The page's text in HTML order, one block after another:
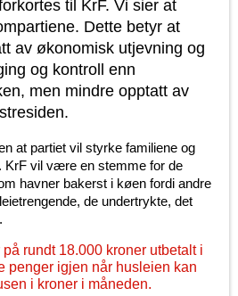
til KrF. Vi sier at
Dette betyr at
av økonomisk utjevning og
og kontroll enn
men mindre opptatt av
at partiet vil styrke familiene og
KrF vil være en stemme for de
havner bakerst i køen fordi andre
de undertrykte, det
rundt 18.000 kroner utbetalt i
penger igjen når husleien kan
i kroner i måneden.